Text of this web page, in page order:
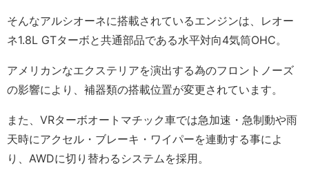
そんなアルシオーネに搭載されているエンジンは、レオー
ネ1.8L GTターボと共通部品である水平対向4気筒OHC。
アメリカンなエクステリアを演出する為のフロントノーズ
の影響により、補器類の搭載位置が変更されています。
また、VRターボオートマチック車では急加速・急制動や雨
天時にアクセル・ブレーキ・ワイパーを連動する事によ
り、AWDに切り替わるシステムを採用。